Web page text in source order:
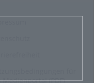
Medienportal (PDF)